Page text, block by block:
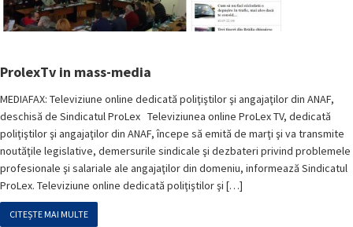
ProlexTv in mass-media
MEDIAFAX: Televiziune online dedicată poliţiştilor şi angajaţilor din ANAF,
deschisă de Sindicatul ProLex Televiziunea online ProLex TV, dedicată
poliţiştilor şi angajaţilor din ANAF, începe să emită de marţi şi va transmite
noutăţile legislative, demersurile sindicale şi dezbateri privind problemele
profesionale şi salariale ale angajaţilor din domeniu, informează Sindicatul
ProLex. Televiziune online dedicată poliţiştilor şi […]
CITEȘTE MAI MULTE